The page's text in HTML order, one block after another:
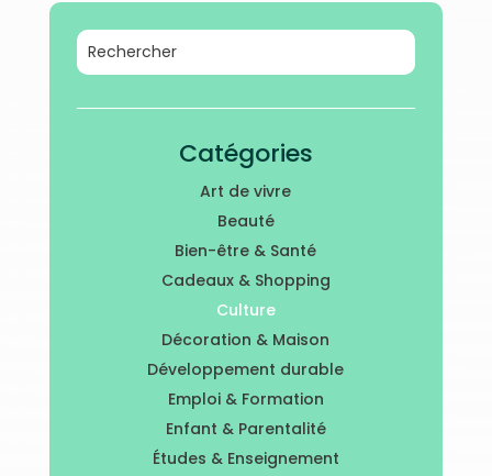
Catégories
Art de vivre
Beauté
Bien-être & Santé
Cadeaux & Shopping
Culture
Décoration & Maison
Développement durable
Emploi & Formation
Enfant & Parentalité
Études & Enseignement